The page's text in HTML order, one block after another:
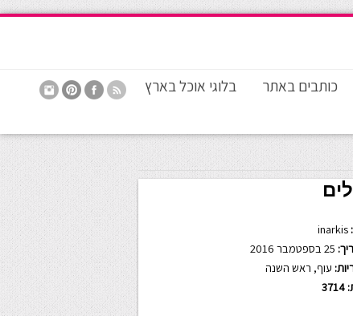
כותבים באתר בלוגי אוכל בארץ
inarkis
עוף, ראש השנה
3714